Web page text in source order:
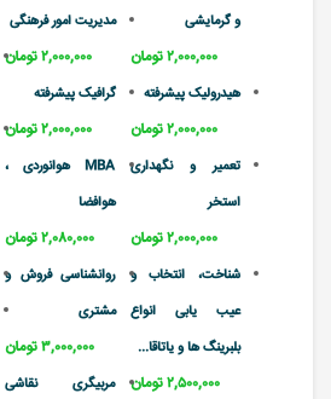
و گرمایشی
۲,۰۰۰,۰۰۰ تومان
هیدرولیک پیشرفته
۲,۰۰۰,۰۰۰ تومان
تعمیر و نگهداری
استخر
۲,۰۰۰,۰۰۰ تومان
شناخت، انتخاب و
عیب یابی انواع
بلبرینگ ها و یاتاقا...
۲,۵۰۰,۰۰۰ تومان
مدیریت امور فرهنگی
۲,۰۰۰,۰۰۰ تومان
گرافیک پیشرفته
۲,۰۰۰,۰۰۰ تومان
MBA هوانوردی ،
هوافضا
۲,۰۸۰,۰۰۰ تومان
روانشناسی فروش و
مشتری
۳,۰۰۰,۰۰۰ تومان
مربیگری نقاشی